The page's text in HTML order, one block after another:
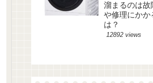
溜まるのは故
や修理にかか
は？
12892 views